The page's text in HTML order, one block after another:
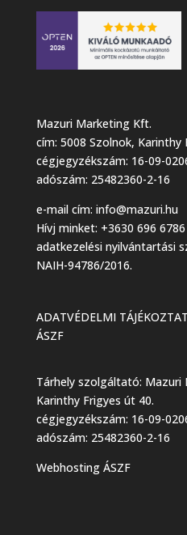
Mazuri Marketing Kft.
cím: 5008 Szolnok, Karinthy
cégjegyzékszám: 16-09-
adószám: 25482360-2-16
e-mail cím: info@mazuri.hu
Hívj minket: +3630 696 6786
adatkezelési nyilvántartási
NAIH-94786/2016.
ADATVÉDELMI
ÁSZF
Tárhely szolgáltató: Mazuri
Karinthy Frigyes út 40.
cégjegyzékszám: 16-09-
adószám: 25482360-2-16
Webhosting ÁSZF